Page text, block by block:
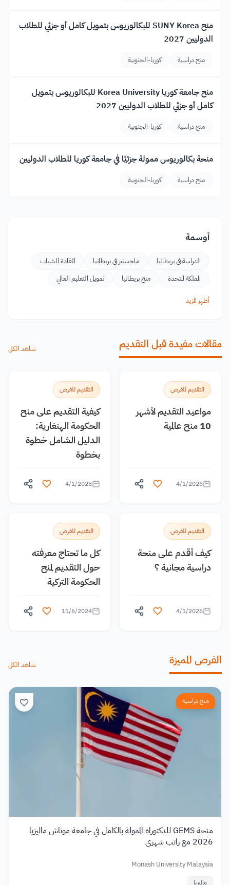
منح SUNY Korea للبكالوريوس بتمويل كامل أو جزئي للطلاب
الدوليين 2027
منح دراسية كوريا-الجنوبية
منح جامعة كوريا Korea University للبكالوريوس بتمويل
كامل أو جزئي للطلاب الدوليين 2027
منح دراسية كوريا-الجنوبية
منحة بكالوريوس ممولة جزئيًا في جامعة كوريا للطلاب الدوليين
منح دراسية كوريا-الجنوبية
أوسمة
الدراسة في بريطانيا ماجستير في بريطانيا
القادة الشباب
المملكة المتحدة
منح بريطانيا تمويل التعليم العالي
أظهر المزيد
مقالات مفيدة قبل التقديم شاهد الكل
التقديم للفرص
مواعيد التقديم لأشهر
10 منح عالمية
4/1/2026
التقديم للفرص
كيفية التقديم على منح
الحكومة الهنغارية:
الدليل الشامل خطوة
بخطوة
4/1/2026
التقديم للفرص
كيف أقدم على منحة
دراسية مجانية ؟
4/1/2026
التقديم للفرص
كل ما تحتاج معرفته
حول التقديم لمنح
الحكومة التركية
11/6/2024
الفرص المميزة شاهد الكل
منح دراسية
منحة GEMS للدكتوراه الممولة بالكامل في جامعة موناش ماليزيا
2026 مع راتب شهري
Monash University Malaysia
ماليزيا